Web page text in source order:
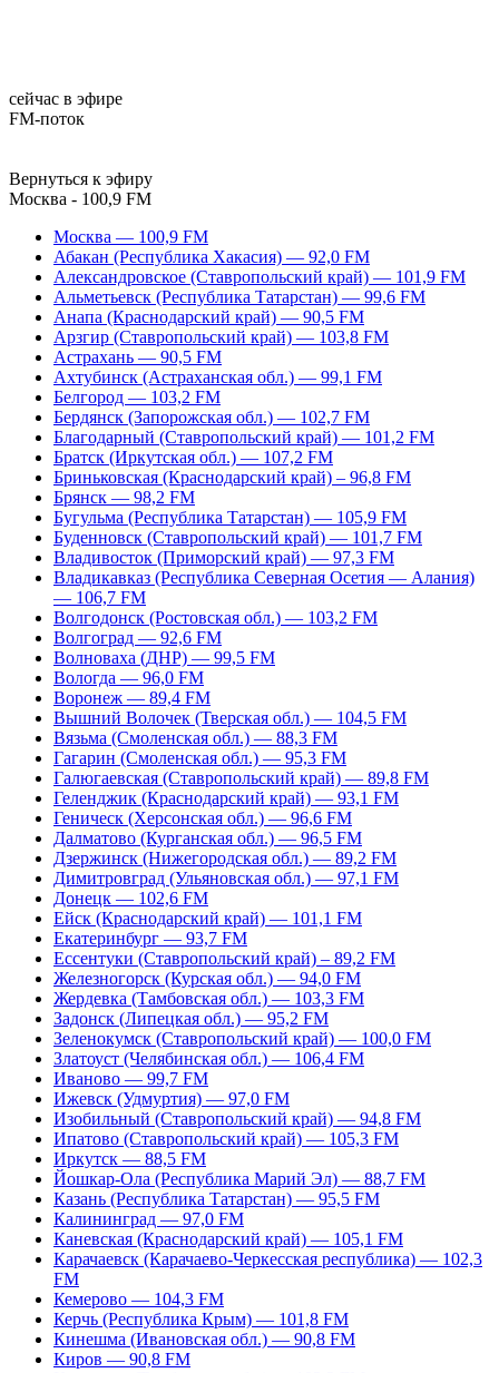
сейчас в эфире
FM-поток
Вернуться к эфиру
Москва - 100,9 FM
Москва — 100,9 FM
Абакан (Республика Хакасия) — 92,0 FM
Александровское (Ставропольский край) — 101,9 FM
Альметьевск (Республика Татарстан) — 99,6 FM
Анапа (Краснодарский край) — 90,5 FM
Арзгир (Ставропольский край) — 103,8 FM
Астрахань — 90,5 FM
Ахтубинск (Астраханская обл.) — 99,1 FM
Белгород — 103,2 FM
Бердянск (Запорожская обл.) — 102,7 FM
Благодарный (Ставропольский край) — 101,2 FM
Братск (Иркутская обл.) — 107,2 FM
Бриньковская (Краснодарский край) – 96,8 FM
Брянск — 98,2 FM
Бугульма (Республика Татарстан) — 105,9 FM
Буденновск (Ставропольский край) — 101,7 FM
Владивосток (Приморский край) — 97,3 FM
Владикавказ (Республика Северная Осетия — Алания)
— 106,7 FM
Волгодонск (Ростовская обл.) — 103,2 FM
Волгоград — 92,6 FM
Волноваха (ДНР) — 99,5 FM
Вологда — 96,0 FM
Воронеж — 89,4 FM
Вышний Волочек (Тверская обл.) — 104,5 FM
Вязьма (Смоленская обл.) — 88,3 FM
Гагарин (Смоленская обл.) — 95,3 FM
Галюгаевская (Ставропольский край) — 89,8 FM
Геленджик (Краснодарский край) — 93,1 FM
Геническ (Херсонская обл.) — 96,6 FM
Далматово (Курганская обл.) — 96,5 FM
Дзержинск (Нижегородская обл.) — 89,2 FM
Димитровград (Ульяновская обл.) — 97,1 FM
Донецк — 102,6 FM
Ейск (Краснодарский край) — 101,1 FM
Екатеринбург — 93,7 FM
Ессентуки (Ставропольский край) – 89,2 FM
Железногорск (Курская обл.) — 94,0 FM
Жердевка (Тамбовская обл.) — 103,3 FM
Задонск (Липецкая обл.) — 95,2 FM
Зеленокумск (Ставропольский край) — 100,0 FM
Златоуст (Челябинская обл.) — 106,4 FM
Иваново — 99,7 FM
Ижевск (Удмуртия) — 97,0 FM
Изобильный (Ставропольский край) — 94,8 FM
Ипатово (Ставропольский край) — 105,3 FM
Иркутск — 88,5 FM
Йошкар-Ола (Республика Марий Эл) — 88,7 FM
Казань (Республика Татарстан) — 95,5 FM
Калининград — 97,0 FM
Каневская (Краснодарский край) — 105,1 FM
Карачаевск (Карачаево-Черкесская республика) — 102,3
FM
Кемерово — 104,3 FM
Керчь (Республика Крым) — 101,8 FM
Кинешма (Ивановская обл.) — 90,8 FM
Киров — 90,8 FM